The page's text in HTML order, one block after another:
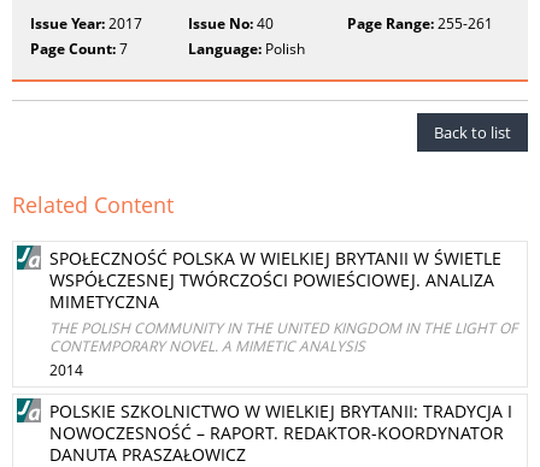
Issue Year:2017 Issue No:40 Page Range:255-261
Page Count:7 Language: Polish
Back to list
Related Content
SPOŁECZNOŚĆ POLSKA W WIELKIEJ BRYTANII W ŚWIETLE
WSPÓŁCZESNEJ TWÓRCZOŚCI POWIEŚCIOWEJ. ANALIZA
MIMETYCZNA
THE POLISH COMMUNITY IN THE UNITED KINGDOM IN THE LIGHT OF
CONTEMPORARY NOVEL. A MIMETIC ANALYSIS
2014
POLSKIE SZKOLNICTWO W WIELKIEJ BRYTANII: TRADYCJA I
NOWOCZESNOŚĆ – RAPORT. REDAKTOR-KOORDYNATOR
DANUTA PRASZAŁOWICZ